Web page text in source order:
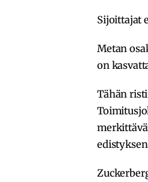
Sijoittajat
Metan
on
Tähän